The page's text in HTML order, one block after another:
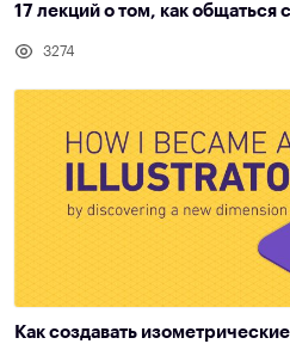
17 лекций о том, как общаться
3274
Как создавать